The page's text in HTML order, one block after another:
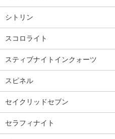
シトリン
スコロライト
スティブナイトインクォーツ
スピネル
セイクリッドセブン
セラフィナイト